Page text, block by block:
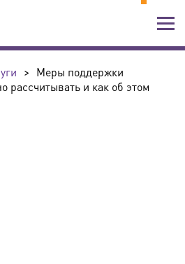
> Меры поддержки
рассчитывать и как об этом